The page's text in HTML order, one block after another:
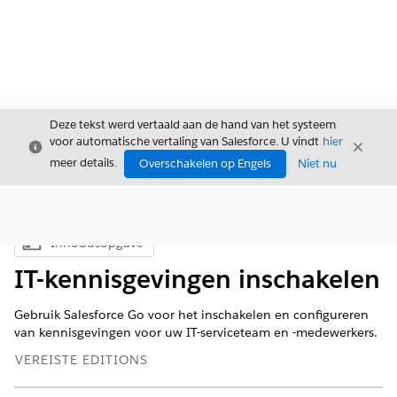
Sluiten
Deze tekst werd vertaald aan de hand van het systeem
voor automatische vertaling van Salesforce. U vindt hier
meer details.
Overschakelen op Engels Niet nu
Sluiten
Inhoudsopgave weergeven
Inhoudsopgave
IT-kennisgevingen inschakelen
Gebruik Salesforce Go voor het inschakelen en configureren
van kennisgevingen voor uw IT-serviceteam en -medewerkers.
VEREISTE EDITIONS